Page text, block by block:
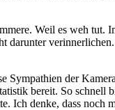
Weil es weh
darunter
der
bereit. So
Ich denke, dass noch